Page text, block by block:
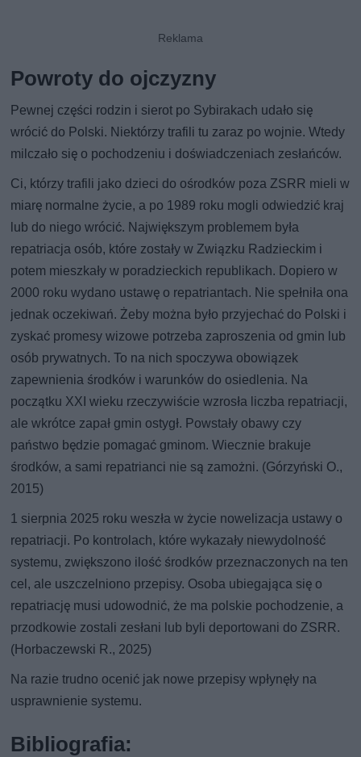
Powroty do ojczyzny
Pewnej części rodzin i sierot po Sybirakach udało się
wrócić do Polski. Niektórzy trafili tu zaraz po wojnie. Wtedy
milczało się o pochodzeniu i doświadczeniach zesłańców.
Ci, którzy trafili jako dzieci do ośrodków poza ZSRR mieli w
miarę normalne życie, a po 1989 roku mogli odwiedzić kraj
lub do niego wrócić. Największym problemem była
repatriacja osób, które zostały w Związku Radzieckim i
potem mieszkały w poradzieckich republikach. Dopiero w
2000 roku wydano ustawę o repatriantach. Nie spełniła ona
jednak oczekiwań. Żeby można było przyjechać do Polski i
zyskać promesy wizowe potrzeba zaproszenia od gmin lub
osób prywatnych. To na nich spoczywa obowiązek
zapewnienia środków i warunków do osiedlenia. Na
początku XXI wieku rzeczywiście wzrosła liczba repatriacji,
ale wkrótce zapał gmin ostygł. Powstały obawy czy
państwo będzie pomagać gminom. Wiecznie brakuje
środków, a sami repatrianci nie są zamożni. (Górzyński O.,
2015)
1 sierpnia 2025 roku weszła w życie nowelizacja ustawy o
repatriacji. Po kontrolach, które wykazały niewydolność
systemu, zwiększono ilość środków przeznaczonych na ten
cel, ale uszczelniono przepisy. Osoba ubiegająca się o
repatriację musi udowodnić, że ma polskie pochodzenie, a
przodkowie zostali zesłani lub byli deportowani do ZSRR.
(Horbaczewski R., 2025)
Na razie trudno ocenić jak nowe przepisy wpłynęły na
usprawnienie systemu.
Bibliografia: